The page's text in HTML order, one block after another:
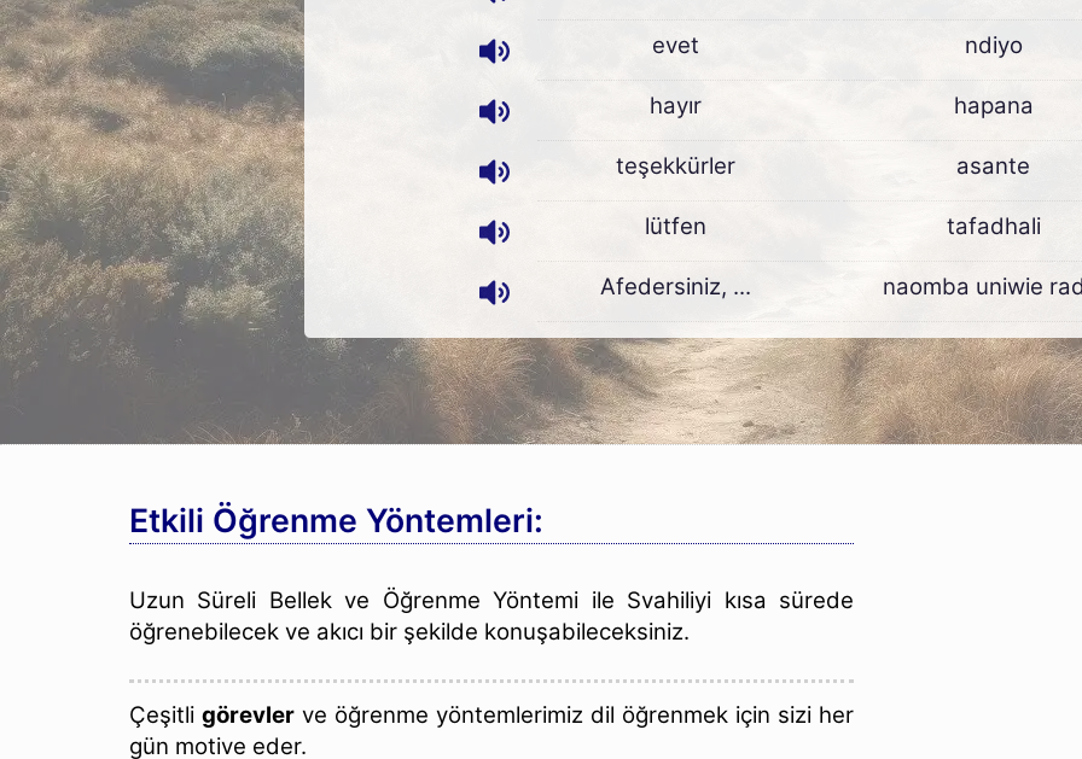
evet ndiyo
hayır hapana
teşekkürler asante
lütfen tafadhali
Afedersiniz, ... naomba uniwie
Etkili Öğrenme Yöntemleri:
Uzun Süreli Bellek ve Öğrenme Yöntemi ile Svahiliyi kısa sürede
öğrenebilecek ve akıcı bir şekilde konuşabileceksiniz.
Çeşitli görevler ve öğrenme yöntemlerimiz dil öğrenmek için sizi her
gün motive eder.